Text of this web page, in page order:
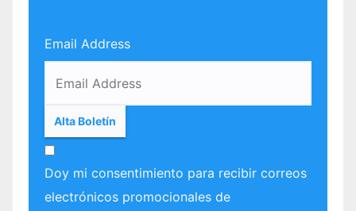
Email Address
Doy mi consentimiento para recibir correos
electrónicos promocionales de